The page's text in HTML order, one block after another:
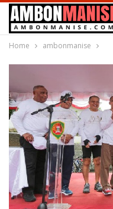
Home ambonmanise